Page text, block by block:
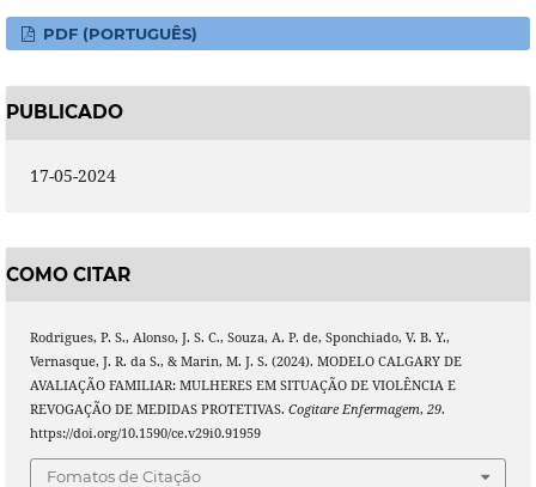
PDF (PORTUGUÊS)
PUBLICADO
17-05-2024
COMO CITAR
Rodrigues, P. S., Alonso, J. S. C., Souza, A. P. de, Sponchiado, V. B. Y.,
Vernasque, J. R. da S., & Marin, M. J. S. (2024). MODELO CALGARY DE
AVALIAÇÃO FAMILIAR: MULHERES EM SITUAÇÃO DE VIOLÊNCIA E
REVOGAÇÃO DE MEDIDAS PROTETIVAS. Cogitare Enfermagem, 29.
https://doi.org/10.1590/ce.v29i0.91959
Fomatos de Citação